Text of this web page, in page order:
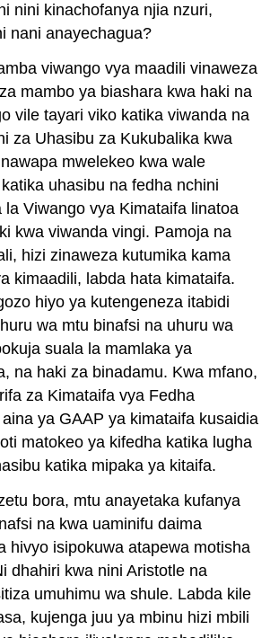
nini kinachofanya njia nzuri,
nani anayechagua?
viwango vya maadili vinaweza
mambo ya biashara kwa haki na
vile tayari viko katika viwanda na
za Uhasibu za Kukubalika kwa
mwelekeo kwa wale
uhasibu na fedha nchini
la Viwango vya Kimataifa linatoa
kwa viwanda vingi. Pamoja na
hizi zinaweza kutumika kama
kimaadili, labda hata kimataifa.
hiyo ya kutengeneza itabidi
wa mtu binafsi na uhuru wa
suala la mamlaka ya
na haki za binadamu. Kwa mfano,
za Kimataifa vya Fedha
ya GAAP ya kimataifa kusaidia
matokeo ya kifedha katika lugha
katika mipaka ya kitaifa.
bora, mtu anayetaka kufanya
na kwa uaminifu daima
hivyo isipokuwa atapewa motisha
dhahiri kwa nini Aristotle na
umuhimu wa shule. Labda kile
kujenga juu ya mbinu hizi mbili